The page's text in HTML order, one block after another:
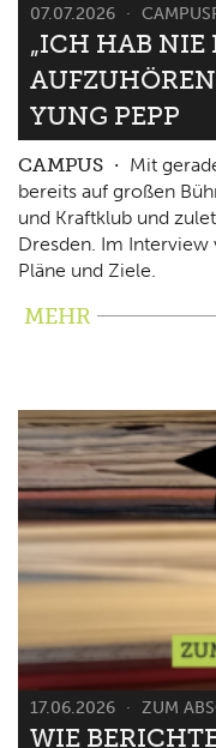
07.07.2026
„ICH HAB NIE
YUNG PEPP
CAMPUS
Mit
bereits auf großen
und Kraftklub und
Dresden. Im Interview
Pläne und Ziele.
MEHR
17.06.2026 ZUM
WIE